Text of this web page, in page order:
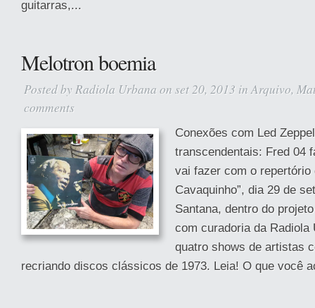
guitarras,...
Melotron boemia
Posted by Radiola Urbana on set 20, 2013 inArquivo,
comments
Conexões com Led
transcendentais: Fred 04
vai fazer com o repertório
Cavaquinho”, dia 29 de
Santana, dentro do
com curadoria da Radiola
quatro shows de artistas
recriando discos clássicos de 1973. Leia! O que você